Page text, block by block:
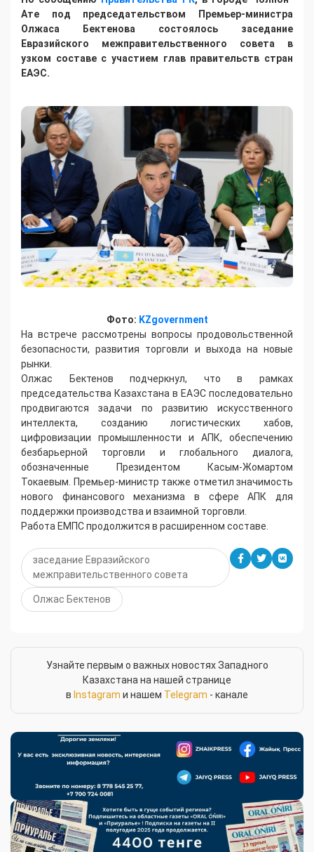
Ате под председательством Премьер-министра
Олжаса Бектенова состоялось заседание
Евразийского межправительственного совета в
узком составе с участием глав правительств стран
ЕАЭС.
Фото: KZgovernment
На встрече рассмотрены вопросы продовольственной
безопасности, развития торговли и выхода на новые
рынки.
Олжас Бектенов подчеркнул, что в рамках
председательства Казахстана в ЕАЭС последовательно
продвигаются задачи по развитию искусственного
интеллекта, созданию логистических хабов,
цифровизации промышленности и АПК, обеспечению
безбарьерной торговли и глобального диалога,
обозначенные Президентом Касым-Жомартом
Токаевым. Премьер-министр также отметил значимость
нового финансового механизма в сфере АПК для
поддержки производства и взаимной торговли.
Работа ЕМПС продолжится в расширенном составе.
заседание Евразийского
межправительственного совета
Олжас Бектенов
Узнайте первым о важных новостях Западного
Казахстана на нашей странице
в Instagram и нашем Telegram - канале